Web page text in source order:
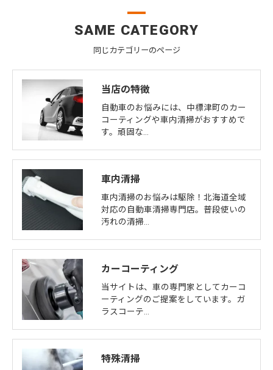
同じカテゴリーのページ
SAME CATEGORY
当店の特徴
自動車のお悩みには、中標津町のカー
コーティングや車内清掃がおすすめで
す。頑固な…
車内清掃
車内清掃のお悩みは駆除！北海道全域
対応の自動車清掃専門店。普段使いの
汚れの清掃…
カーコーティング
当サイトは、車の専門家としてカーコ
ーティングのご提案をしています。ガ
ラスコーテ…
特殊清掃